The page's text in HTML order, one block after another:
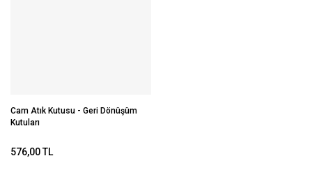
Cam Atık Kutusu - Geri Dönüşüm
Kutuları
576,00 TL